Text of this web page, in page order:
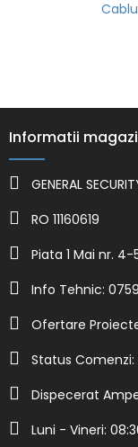
Informatii
GENERAL
RO 11160619
Piata 1 Mai nr.
Info Tehnic:
Ofertare
Status Comenzi:
Dispecerat
Luni - Vineri: